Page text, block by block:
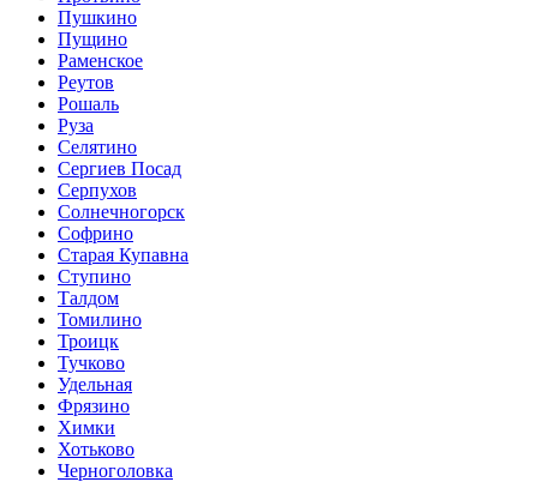
Пушкино
Пущино
Раменское
Реутов
Рошаль
Руза
Селятино
Сергиев Посад
Серпухов
Солнечногорск
Софрино
Старая Купавна
Ступино
Талдом
Томилино
Троицк
Тучково
Удельная
Фрязино
Химки
Хотьково
Черноголовка